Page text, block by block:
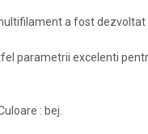
a fost dezvoltat
parametrii excelenti
: bej.